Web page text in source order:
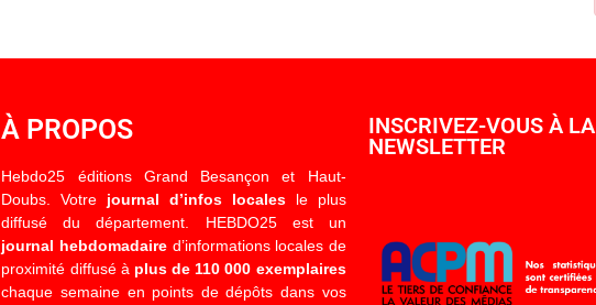
À PROPOS
Hebdo25 éditions Grand Besançon et Haut-
Doubs. Votre journal d’infos localesle plus
diffusé du département. HEBDO25 est un
journal hebdomadaired’informations locales de
proximité diffusé à plus de 110 000 exemplaires
chaque semaine en points de dépôts dans vos
INSCRIVEZ-VOUS À LA
NEWSLETTER